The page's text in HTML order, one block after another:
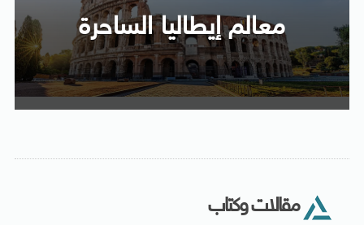
معالم إيطاليا الساحرة
مقالات وكتاب